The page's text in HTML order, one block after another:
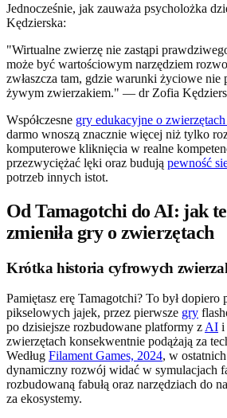
Jednocześnie, jak zauważa psycholożka
Kędzierska:
"Wirtualne zwierzę nie zastąpi
może być wartościowym narzędziem
zwłaszcza tam, gdzie warunki życiowe nie
żywym zwierzakiem." — dr Zofia
Współczesne gry edukacyjne o
darmo wnoszą znacznie więcej niż tylko
komputerowe kliknięcia w realne
przezwyciężać lęki oraz budują pewność
potrzeb innych istot.
Od Tamagotchi do AI: jak
zmieniła gry o zwierzętach
Krótka historia cyfrowych
Pamiętasz erę Tamagotchi? To był dopiero
pikselowych jajek, przez pierwsze gry
po dzisiejsze rozbudowane platformy z AI i
zwierzętach konsekwentnie podążają za
Według Filament Games, 2024, w
dynamiczny rozwój widać w symulacjach
rozbudowaną fabułą oraz narzędziach do
za ekosystemy.